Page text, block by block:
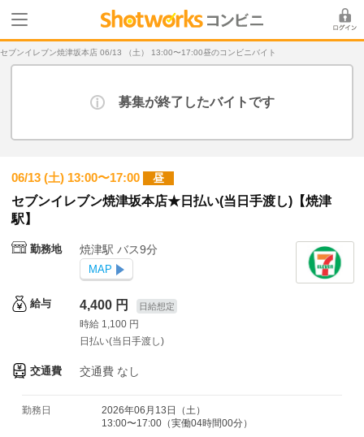
セブンイレブン焼津坂本店 06/13 （土） 13:00〜17:00昼のコンビニバイト
募集が終了したバイトです
06/13 (土) 13:00〜17:00 昼
セブンイレブン焼津坂本店★日払い(当日手渡し)【焼津
駅】
勤務地 焼津駅 バス9分
MAP
給与 4,400 円 日給想定
時給 1,100 円
日払い(当日手渡し)
交通費 交通費 なし
勤務日
2026年06月13日（土）
13:00〜17:00（実働04時間00分）